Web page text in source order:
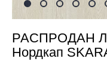
РАСПРОДАН
Нордкап